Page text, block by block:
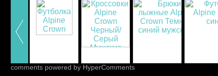
comments powered by HyperComments